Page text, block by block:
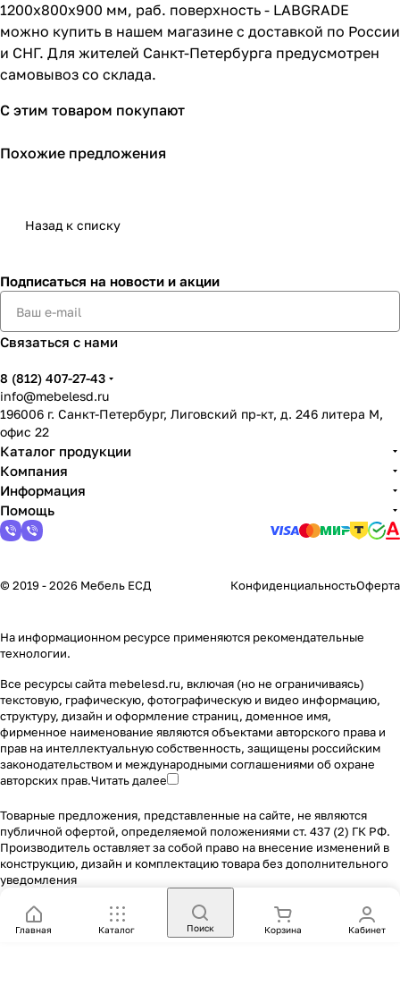
1200х800х900 мм, раб. поверхность - LABGRADE
можно купить в нашем магазине с доставкой по России
и СНГ. Для жителей Санкт-Петербурга предусмотрен
самовывоз со склада.
С этим товаром покупают
Похожие предложения
Назад к списку
Подписаться на новости и акции
Связаться с нами
8 (812) 407-27-43
info@mebelesd.ru
196006 г. Санкт-Петербург, Лиговский пр-кт, д. 246 литера М,
офис 22
Каталог продукции
Компания
Информация
Помощь
© 2019 - 2026 Мебель ЕСД КонфиденциальностьОферта
На информационном ресурсе применяются рекомендательные
технологии.
Все ресурсы сайта mebelesd.ru, включая (но не ограничиваясь)
текстовую, графическую, фотографическую и видео информацию,
структуру, дизайн и оформление страниц, доменное имя,
фирменное наименование являются объектами авторского права и
прав на интеллектуальную собственность, защищены российским
законодательством и международными соглашениями об охране
авторских прав.Читать далее
Товарные предложения, представленные на сайте, не являются
публичной офертой, определяемой положениями ст. 437 (2) ГК РФ.
Производитель оставляет за собой право на внесение изменений в
конструкцию, дизайн и комплектацию товара без дополнительного
уведомления
Главная Каталог Поиск Корзина Кабинет